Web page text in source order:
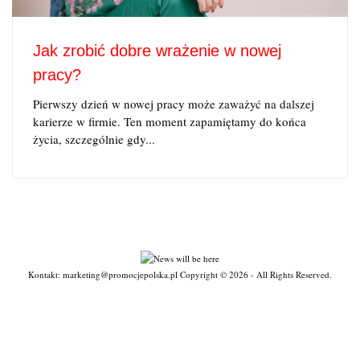
Jak zrobić dobre wrażenie w nowej
pracy?
Pierwszy dzień w nowej pracy może zaważyć na dalszej
karierze w firmie. Ten moment zapamiętamy do końca
życia, szczególnie gdy...
Kontakt: marketing@promocjepolska.pl Copyright © 2026 - All Rights Reserved.